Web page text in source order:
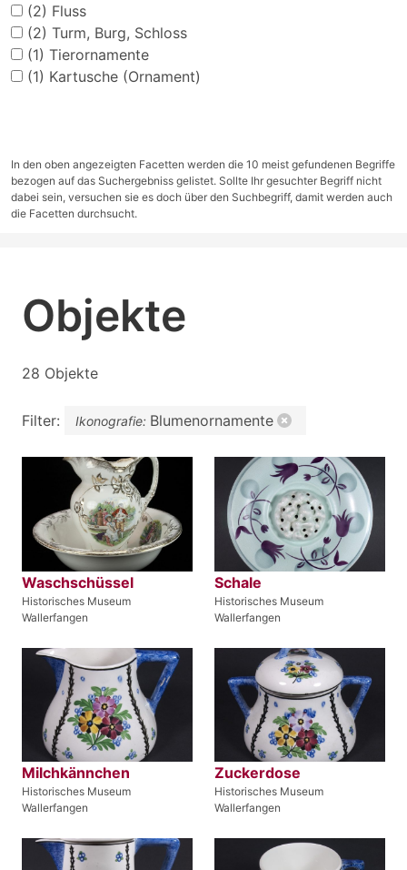
(2) Fluss
(2) Turm, Burg, Schloss
(1) Tierornamente
(1) Kartusche (Ornament)
In den oben angezeigten Facetten werden die 10 meist gefundenen Begriffe
bezogen auf das Suchergebniss gelistet. Sollte Ihr gesuchter Begriff nicht
dabei sein, versuchen sie es doch über den Suchbegriff, damit werden auch
die Facetten durchsucht.
Objekte
28 Objekte
Filter: Ikonografie: Blumenornamente
Waschschüssel
Historisches Museum
Wallerfangen
Schale
Historisches Museum
Wallerfangen
Milchkännchen
Historisches Museum
Wallerfangen
Zuckerdose
Historisches Museum
Wallerfangen